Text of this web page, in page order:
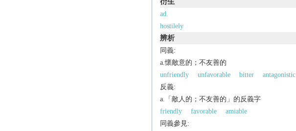
ad.
hostilely
辨析
同義:
a.懷敵意的；不友善的
unfriendly
unfavorable bitter antagonistic
反義:
a.「敵人的；不友善的」的反義字
friendly
favorable
amiable
同義參見: